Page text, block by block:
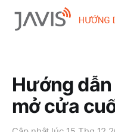
Hướng
mở cửa